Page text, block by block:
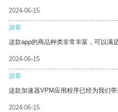
2024-06-15
游客
这款app的商品种类非常丰富，可以满
2024-06-15
游客
这款加速器VPM应用程序已经为我们带
2024-06-15